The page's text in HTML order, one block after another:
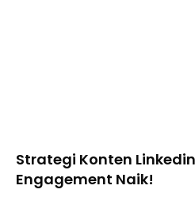
Strategi Konten
Engagement Naik!